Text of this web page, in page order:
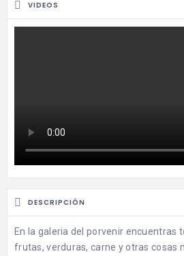
VIDEOS
DESCRIPCIÓN
En la galeria del porvenir encuentras
frutas, verduras, carne y otras cosas